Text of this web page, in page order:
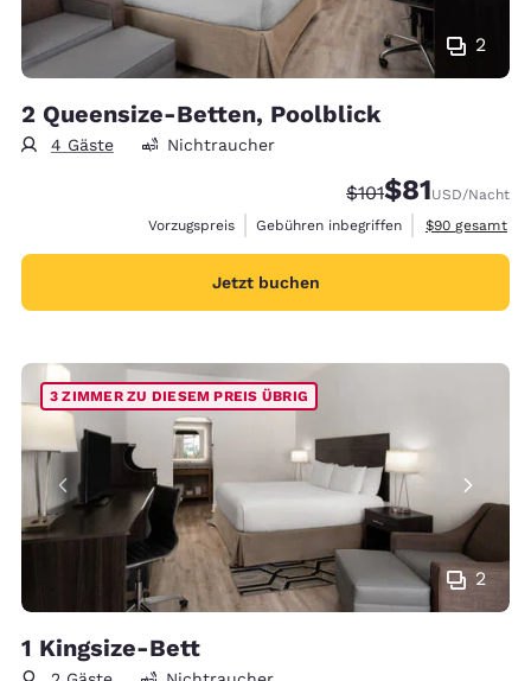
2
2 Queensize-Betten, Poolblick
4 Gäste Nichtraucher
Durchgestrichener
$101Vergünstigter
$81USD/Nacht
Vorzugspreis
Gebühren inbegriffen Geschätzte
$90 gesamt
Jetzt buchen
2
3 ZIMMER ZU DIESEM PREIS ÜBRIG
1 Kingsize-Bett